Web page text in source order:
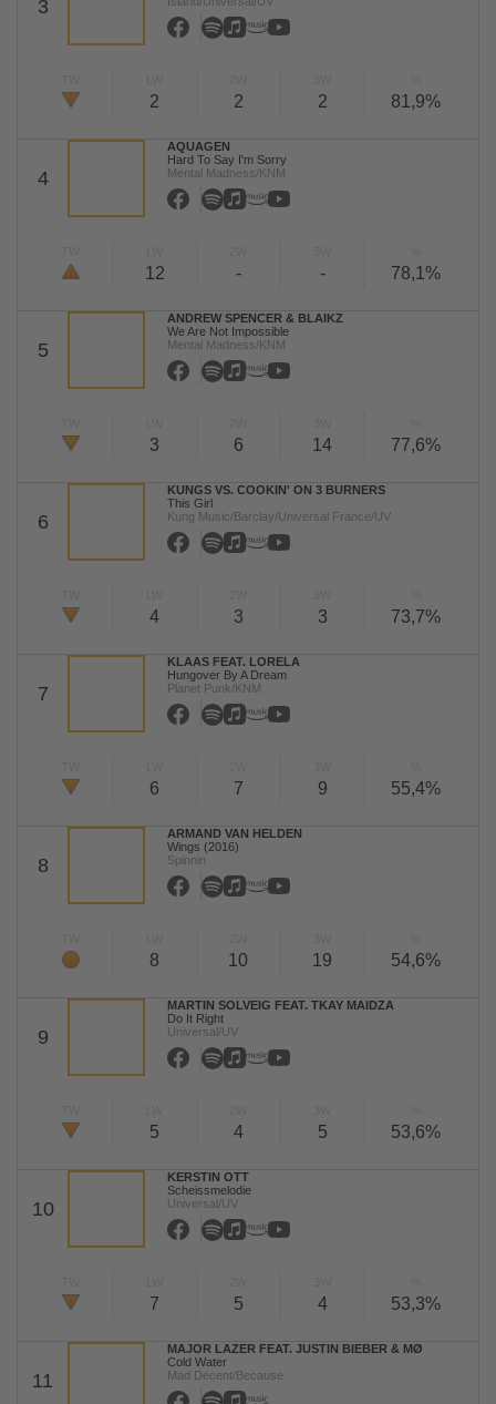
3
2 2 2 81,9%
4
AQUAGEN
Hard To Say I'm Sorry
Mental Madness/KNM
12 - - 78,1%
5
ANDREW SPENCER & BLAIKZ
We Are Not Impossible
Mental Madness/KNM
3 6 14 77,6%
6
KUNGS VS. COOKIN' ON 3 BURNERS
This Girl
Kung Music/Barclay/Universal France/UV
4 3 3 73,7%
7
KLAAS FEAT. LORELA
Hungover By A Dream
Planet Punk/KNM
6 7 9 55,4%
8
ARMAND VAN HELDEN
Wings (2016)
Spinnin
8 10 19 54,6%
9
MARTIN SOLVEIG FEAT. TKAY MAIDZA
Do It Right
Universal/UV
5 4 5 53,6%
10
KERSTIN OTT
Scheissmelodie
Universal/UV
7 5 4 53,3%
11
MAJOR LAZER FEAT. JUSTIN BIEBER & MØ
Cold Water
Mad Decent/Because